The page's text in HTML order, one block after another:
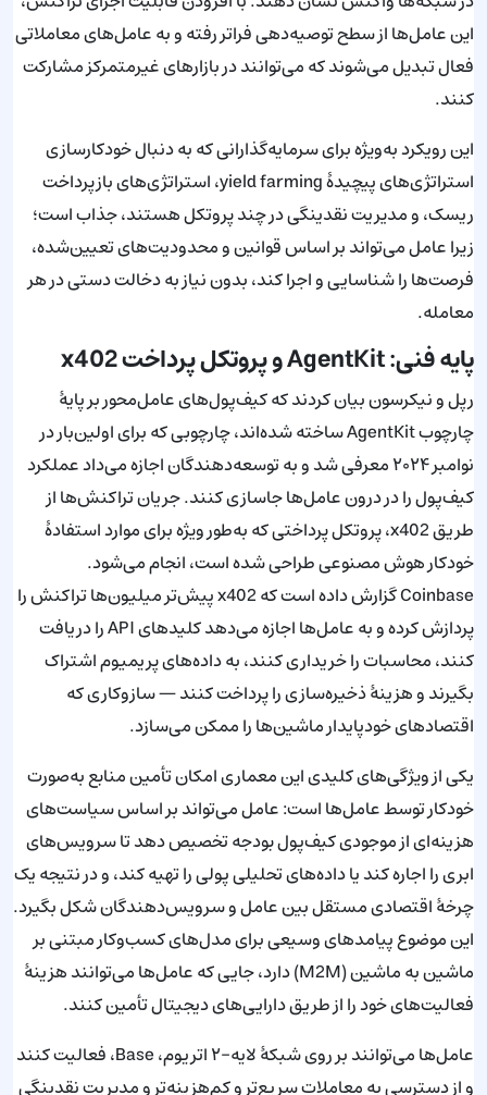
این عامل‌ها از سطح توصیه‌دهی فراتر رفته و به عامل‌های معاملاتی
فعال تبدیل می‌شوند که می‌توانند در بازارهای غیرمتمرکز مشارکت
کنند.
این رویکرد به‌ویژه برای سرمایه‌گذارانی که به دنبال خودکارسازی
استراتژی‌های پیچیدهٔ yield farming، استراتژی‌های بازپرداخت
ریسک، و مدیریت نقدینگی در چند پروتکل هستند، جذاب است؛
زیرا عامل می‌تواند بر اساس قوانین و محدودیت‌های تعیین‌شده،
فرصت‌ها را شناسایی و اجرا کند، بدون نیاز به دخالت دستی در هر
معامله.
پایه فنی: AgentKit و پروتکل پرداخت x402
رپل و نیکرسون بیان کردند که کیف‌پول‌های عامل‌محور بر پایهٔ
چارچوب AgentKit ساخته شده‌اند، چارچوبی که برای اولین‌بار در
نوامبر ۲۰۲۴ معرفی شد و به توسعه‌دهندگان اجازه می‌داد عملکرد
کیف‌پول را در درون عامل‌ها جاسازی کنند. جریان تراکنش‌ها از
طریق x402، پروتکل پرداختی که به‌طور ویژه برای موارد استفادهٔ
خودکار هوش مصنوعی طراحی شده است، انجام می‌شود.
Coinbase گزارش داده است که x402 پیش‌تر میلیون‌ها تراکنش را
پردازش کرده و به عامل‌ها اجازه می‌دهد کلیدهای API را دریافت
کنند، محاسبات را خریداری کنند، به داده‌های پریمیوم اشتراک
بگیرند و هزینهٔ ذخیره‌سازی را پرداخت کنند — سازوکاری که
اقتصادهای خودپایدار ماشین‌ها را ممکن می‌سازد.
یکی از ویژگی‌های کلیدی این معماری امکان تأمین منابع به‌صورت
خودکار توسط عامل‌ها است: عامل می‌تواند بر اساس سیاست‌های
هزینه‌ای از موجودی کیف‌پول بودجه تخصیص دهد تا سرویس‌های
ابری را اجاره کند یا داده‌های تحلیلی پولی را تهیه کند، و در نتیجه یک
چرخهٔ اقتصادی مستقل بین عامل و سرویس‌دهندگان شکل بگیرد.
این موضوع پیامدهای وسیعی برای مدل‌های کسب‌وکار مبتنی بر
ماشین به ماشین (M2M) دارد، جایی که عامل‌ها می‌توانند هزینهٔ
فعالیت‌های خود را از طریق دارایی‌های دیجیتال تأمین کنند.
عامل‌ها می‌توانند بر روی شبکهٔ لایه-۲ اتریوم، Base، فعالیت کنند
و از دسترسی به معاملات سریع‌تر و کم‌هزینه‌تر و مدیریت نقدینگی